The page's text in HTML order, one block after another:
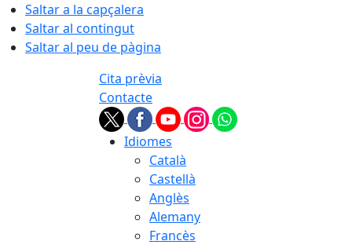
Saltar a la capçalera
Saltar al contingut
Saltar al peu de pàgina
Cita prèvia
Contacte
Idiomes
Català
Castellà
Anglès
Alemany
Francès